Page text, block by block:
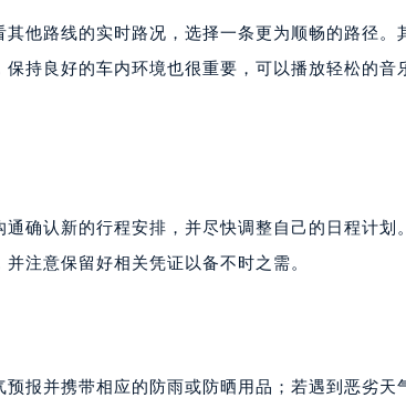
他路线的实时路况，选择一条更为顺畅的路径。
持良好的车内环境也很重要，可以播放轻松的音
确认新的行程安排，并尽快调整自己的日程计划
注意保留好相关凭证以备不时之需。
报并携带相应的防雨或防晒用品；若遇到恶劣天